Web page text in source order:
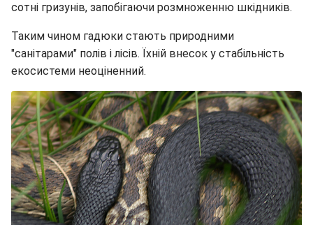
сотні гризунів, запобігаючи розмноженню шкідників.
Таким чином гадюки стають природними
"санітарами" полів і лісів. Їхній внесок у стабільність
екосистеми неоціненний.